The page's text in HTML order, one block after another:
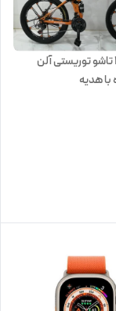
دوچرخه 24 تاشو توریستی آلن
هدیه